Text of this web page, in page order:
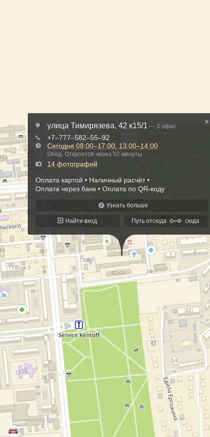
×
улица Тимирязева, 42 к15/1 — 3 офис
+7‒777‒582‒55‒92
Сегодня 08:00–17:00 13:00–14:00
Обед. Откроется через 52 минуты
14 фотографий
Оплата картой
Наличный расчёт
Оплата через банк
Оплата по QR-коду
Узнать больше
Найти вход Путь отсюда сюда